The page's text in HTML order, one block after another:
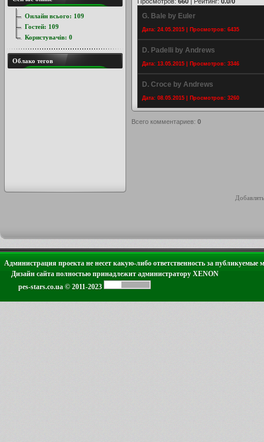
G. Bale by Euler
Дата: 24.05.2015 | Просмотров: 6435
D. Padelli by Andrews
Дата: 13.05.2015 | Просмотров: 3346
D. Croce by Andrews
Дата: 08.05.2015 | Просмотров: 3260
Всего комментариев: 0
Онлайн всього: 109
Гостей: 109
Користувачів: 0
Облако тегов
Администрация проекта не несет какую-либо ответственность за публикуемые
Дизайн сайта полностью принадлежит администратору XENON
pes-stars.co.ua © 2011-2023